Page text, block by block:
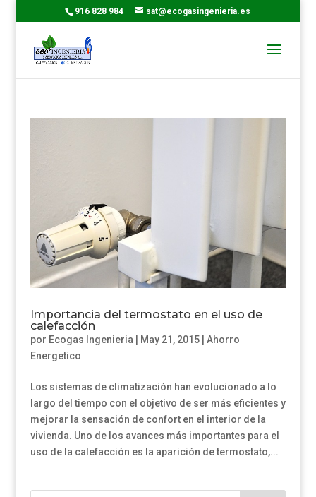
916 828 984 sat@ecogasingenieria.es
Importancia del termostato en el uso de
calefacción
por Ecogas Ingenieria May 21, 2015| Ahorro
Energetico
Los sistemas de climatización han evolucionado a lo
largo del tiempo con el objetivo de ser más eficientes y
mejorar la sensación de confort en el interior de la
vivienda. Uno de los avances más importantes para el
uso de la calefacción es la aparición de termostato,...